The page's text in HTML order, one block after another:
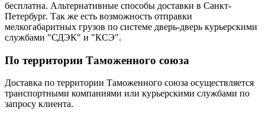
бесплатна. Альтернативные способы доставки в Санкт-
Петербург. Так же есть возможность отправки
мелкогабаритных грузов по системе дверь-дверь курьерскими
службами "СДЭК" и "КСЭ".
По территории Таможенного союза
Доставка по территории Таможенного союза осуществляется
транспортными компаниями или курьерскими службами по
запросу клиента.